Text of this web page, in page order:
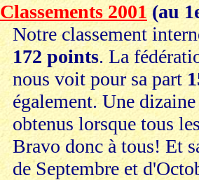
Classements 2001 (au
Notre classement
172 points. La
nous voit pour sa part
également. Une
obtenus lorsque tous
Bravo donc à tous! Et
de Septembre et